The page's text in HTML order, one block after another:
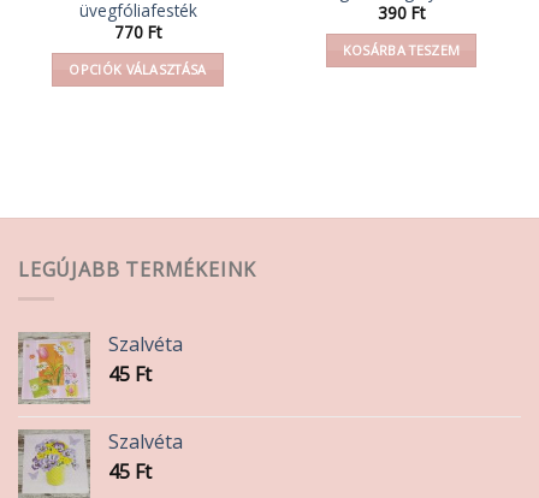
üvegfóliafesték
770 Ft
OPCIÓK VÁLASZTÁSA
van.
változatok
választhatók
ki
390 Ft
KOSÁRBA TESZEM
LEGÚJABB TERMÉKEINK
Szalvéta
45 Ft
Szalvéta
45 Ft